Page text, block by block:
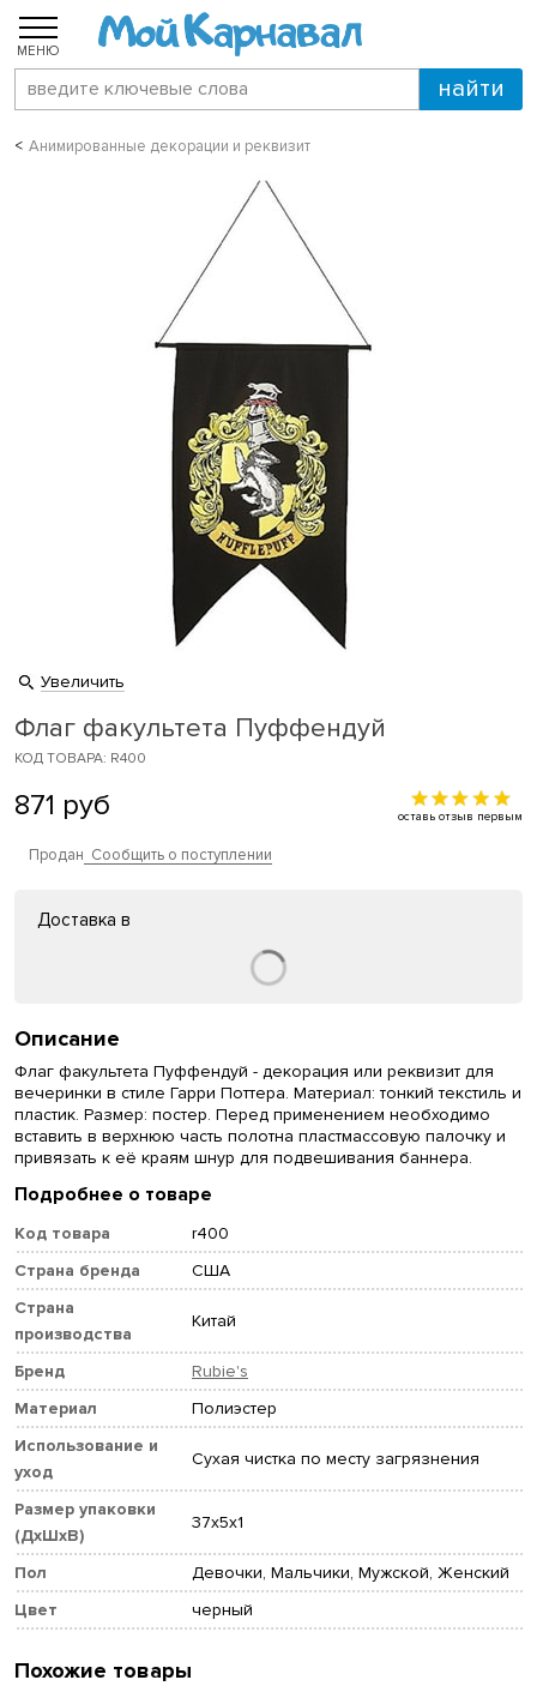
МЕНЮ
Анимированные декорации и реквизит
Увеличить
Флаг факультета Пуффендуй
КОД ТОВАРА: R400
871 руб оставь отзыв первым
Продан Сообщить о поступлении
Доставка в
Описание
Флаг факультета Пуффендуй - декорация или реквизит для
вечеринки в стиле Гарри Поттера. Материал: тонкий текстиль и
пластик. Размер: постер. Перед применением необходимо
вставить в верхнюю часть полотна пластмассовую палочку и
привязать к её краям шнур для подвешивания баннера.
Подробнее о товаре
Код товара
r400
Страна бренда
США
Страна
производства
Китай
Бренд
Rubie's
Материал
Полиэстер
Использование и
уход
Сухая чистка по месту загрязнения
Размер упаковки
(ДхШхВ)
37x5x1
Пол
Девочки, Мальчики, Мужской, Женский
Цвет
черный
Похожие товары